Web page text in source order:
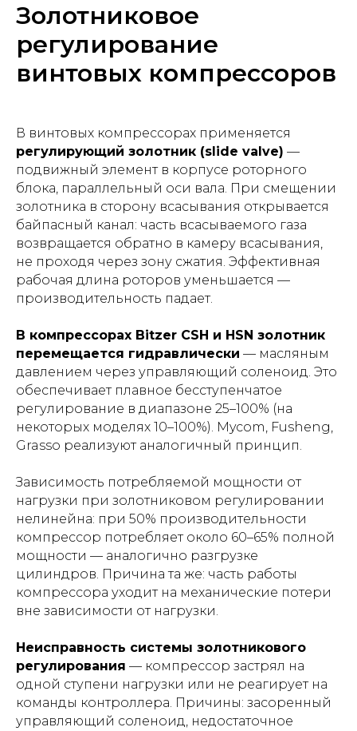
Золотниковое
регулирование
винтовых компрессоров
В винтовых компрессорах применяется
регулирующий золотник (slide valve) —
подвижный элемент в корпусе роторного
блока, параллельный оси вала. При смещении
золотника в сторону всасывания открывается
байпасный канал: часть всасываемого газа
возвращается обратно в камеру всасывания,
не проходя через зону сжатия. Эффективная
рабочая длина роторов уменьшается —
производительность падает.
В компрессорах Bitzer CSH и HSN золотник
перемещается гидравлически — масляным
давлением через управляющий соленоид. Это
обеспечивает плавное бесступенчатое
регулирование в диапазоне 25–100% (на
некоторых моделях 10–100%). Mycom, Fusheng,
Grasso реализуют аналогичный принцип.
Зависимость потребляемой мощности от
нагрузки при золотниковом регулировании
нелинейна: при 50% производительности
компрессор потребляет около 60–65% полной
мощности — аналогично разгрузке
цилиндров. Причина та же: часть работы
компрессора уходит на механические потери
вне зависимости от нагрузки.
Неисправность системы золотникового
регулирования — компрессор застрял на
одной ступени нагрузки или не реагирует на
команды контроллера. Причины: засоренный
управляющий соленоид, недостаточное